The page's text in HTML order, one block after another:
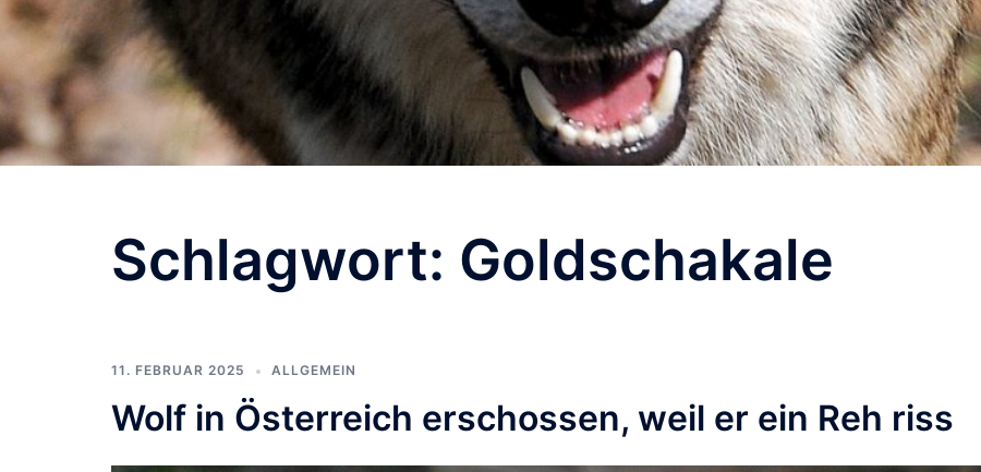
Schlagwort: Goldschakale
11. FEBRUAR 2025 ALLGEMEIN
Wolf in Österreich erschossen, weil er ein Reh riss